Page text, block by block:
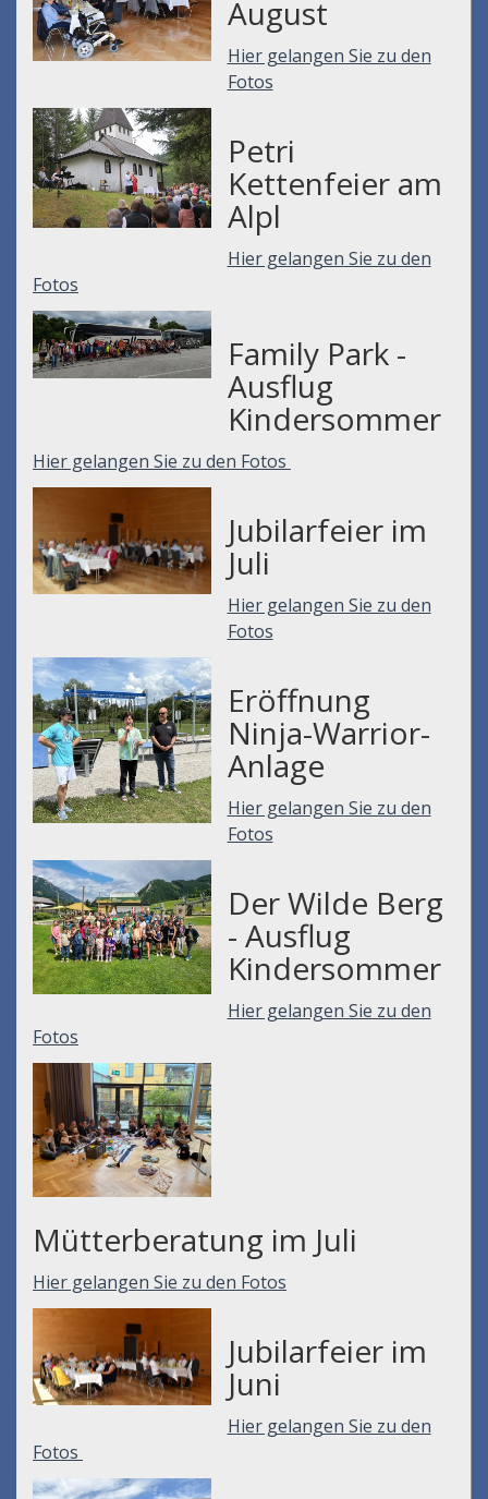
August
Hier gelangen Sie zu den
Fotos
Petri
Kettenfeier am
Alpl
Hier gelangen Sie zu den
Fotos
Family Park -
Ausflug
Kindersommer
Hier gelangen Sie zu den Fotos
Jubilarfeier im
Juli
Hier gelangen Sie zu den
Fotos
Eröffnung
Ninja-Warrior-
Anlage
Hier gelangen Sie zu den
Fotos
Der Wilde Berg
- Ausflug
Kindersommer
Hier gelangen Sie zu den
Fotos
Mütterberatung im Juli
Hier gelangen Sie zu den Fotos
Jubilarfeier im
Juni
Hier gelangen Sie zu den
Fotos